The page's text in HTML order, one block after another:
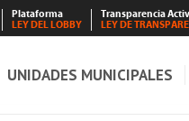
Plataforma
LEY DEL LOBBY
Transparencia
LEY DE
UNIDADES MUNICIPALES